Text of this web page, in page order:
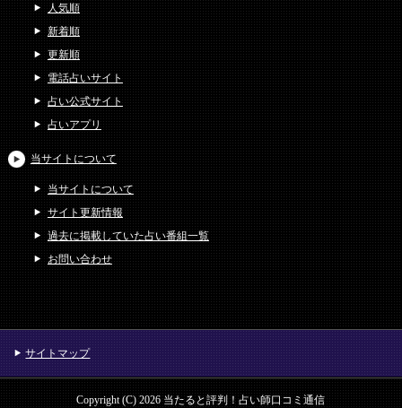
人気順
新着順
更新順
電話占いサイト
占い公式サイト
占いアプリ
当サイトについて
当サイトについて
サイト更新情報
過去に掲載していた占い番組一覧
お問い合わせ
サイトマップ
Copyright (C) 2026 当たると評判！占い師口コミ通信